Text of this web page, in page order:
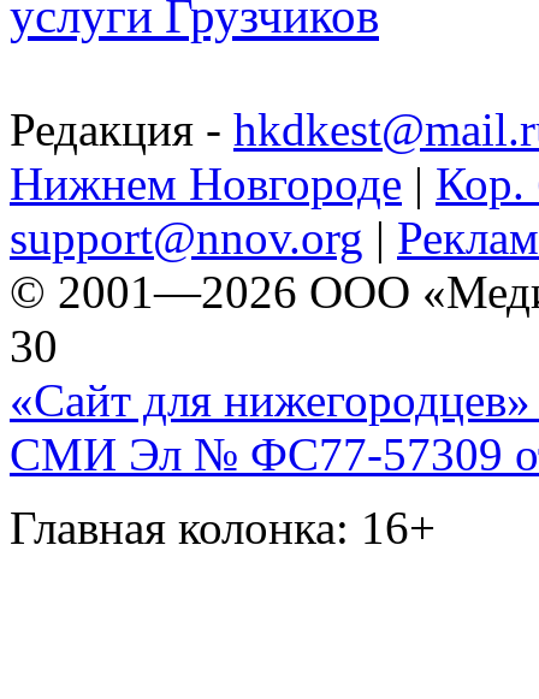
услуги Грузчиков
Редакция -
Нижнем Новгороде | Кор.
support@nnov.org |
© 2001—2026 ООО
30
«Сайт для нижегородцев»
СМИ Эл № ФС77-57309
Главная колонка: 16+